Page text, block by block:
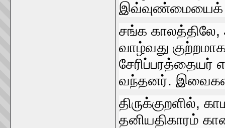
இவ்வுண்மையைக்‌
சங்க
வாழ்வது
வந்தனர்‌. இவைகள்‌
திருக்குறளில்‌,
தனியதிகாரம்‌